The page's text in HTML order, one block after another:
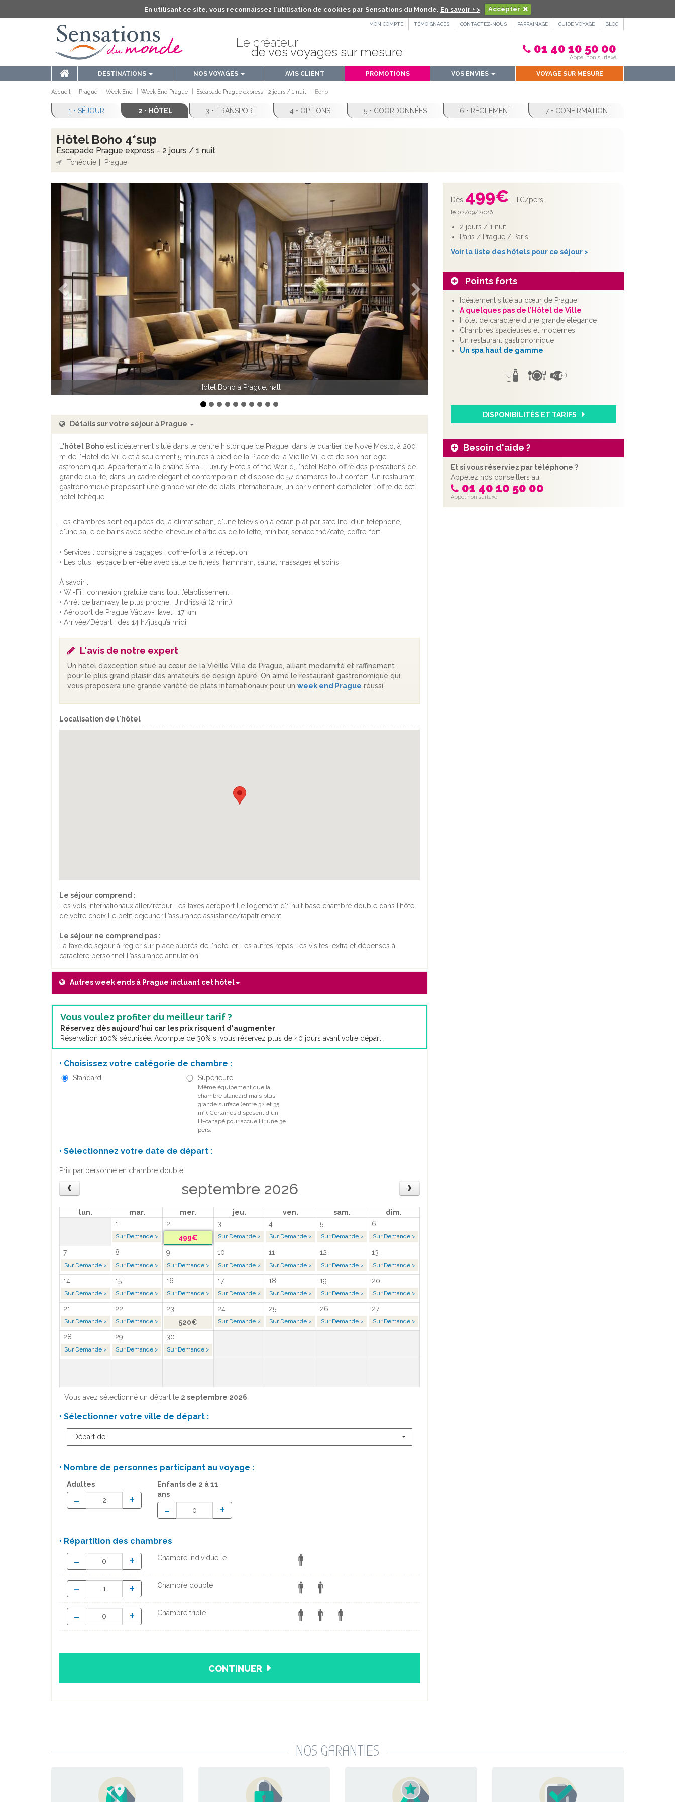
En utilisant ce site, vous reconnaissez l'utilisation de cookies par Sensations du Monde. En savoir + > Accepter
MON COMPTE TÉMOIGNAGES CONTACTEZ-NOUS PARRAINAGE GUIDE VOYAGE BLOG
Le créateur
de vos voyages sur mesure 01 40 10 50 00
Appel non surtaxé
DESTINATIONS NOS VOYAGES AVIS CLIENT PROMOTIONS VOS ENVIES VOYAGE SUR MESURE
Accueil Prague Week End Week End Prague Escapade Prague express - 2 jours / 1 nuit Boho
1 • SÉJOUR 2 • HÔTEL 3 • TRANSPORT 4 • OPTIONS 5 • COORDONNÉES 6 • RÈGLEMENT 7 • CONFIRMATION
Hôtel Boho 4*sup
Escapade Prague express - 2 jours / 1 nuit
Tchéquie Prague
Dès 499€ TTC/pers.
le 02/09/2026
2 jours / 1 nuit
Paris / Prague / Paris
Voir la liste des hôtels pour ce séjour >
Points forts
Idéalement situé au cœur de Prague
A quelques pas de l’Hôtel de Ville
Hôtel de caractère d’une grande élégance
Chambres spacieuses et modernes
Un restaurant gastronomique
Un spa haut de gamme
DISPONIBILITÉS ET TARIFS
Besoin d'aide ?
Et si vous réserviez par téléphone ?
Appelez nos conseillers au
01 40 10 50 00
Appel non surtaxé
Hotel Boho à Prague, facade
Précédent
Détails sur votre séjour à Prague
L' hôtel Boho est idéalement situé dans le centre historique de Prague, dans le quartier de Nové Město, à 200
m de l’Hôtel de Ville et à seulement 5 minutes à pied de la Place de la Vieille Ville et de son horloge
astronomique. Appartenant à la chaîne Small Luxury Hotels of the World, l’hôtel Boho offre des prestations de
grande qualité, dans un cadre élégant et contemporain et dispose de 57 chambres tout confort. Un restaurant
gastronomique proposant une grande variété de plats internationaux, un bar viennent compléter l'offre de cet
hôtel tchèque.
Les chambres sont équipées de la climatisation, d'une télévision à écran plat par satellite, d'un téléphone,
d'une salle de bains avec sèche-cheveux et articles de toilette, minibar, service thé/café, coffre-fort.
• Services : consigne à bagages , coffre-fort à la réception.
• Les plus : espace bien-être avec salle de fitness, hammam, sauna, massages et soins.
À savoir :
• Wi-Fi : connexion gratuite dans tout l’établissement.
• Arrêt de tramway le plus proche : Jindřišská (2 min.)
• Aéroport de Prague Václav-Havel : 17 km
• Arrivée/Départ : dès 14 h/jusqu’à midi
L'avis de notre expert
Un hôtel d’exception situé au cœur de la Vieille Ville de Prague, alliant modernité et raffinement
pour le plus grand plaisir des amateurs de design épuré. On aime le restaurant gastronomique qui
vous proposera une grande variété de plats internationaux pour un week end Prague réussi.
Localisation de l'hôtel
Le séjour comprend :
Les vols internationaux aller/retour Les taxes aéroport Le logement d'1 nuit base chambre double dans l’hôtel
de votre choix Le petit déjeuner L’assurance assistance/rapatriement
Le séjour ne comprend pas :
La taxe de séjour à régler sur place auprès de l’hôtelier Les autres repas Les visites, extra et dépenses à
caractère personnel L’assurance annulation
Autres week ends à Prague incluant cet hôtel
Vous voulez profiter du meilleur tarif ?
Réservez dès aujourd'hui car les prix risquent d'augmenter
Réservation 100% sécurisée. Acompte de 30% si vous réservez plus de 40 jours avant votre départ.
• Choisissez votre catégorie de chambre :
Standard Superieure
Même équipement que la
chambre standard mais plus
grande surface (entre 32 et 35
m²). Certaines disposent d'un
lit-canapé pour accueillir une 3e
pers.
• Sélectionnez votre date de départ :
Prix par personne en chambre double
septembre 2026
lun. mar. mer. jeu. ven. sam.
dim.
1
2 3 4 5 6
Sur Demande > 499€ Sur Demande > Sur Demande > Sur Demande > Sur Demande >
7 8 9 10 11 12 13
Sur Demande > Sur Demande > Sur Demande > Sur Demande > Sur Demande > Sur Demande > Sur Demande >
14 15 16 17 18 19 20
Sur Demande > Sur Demande > Sur Demande > Sur Demande > Sur Demande > Sur Demande > Sur Demande >
21 22 23 24 25 26 27
Sur Demande > Sur Demande > 520€ Sur Demande > Sur Demande > Sur Demande > Sur Demande >
28 29 30
Sur Demande > Sur Demande > Sur Demande >
Vous avez sélectionné un départ le 2 septembre 2026.
• Sélectionner votre ville de départ :
Départ de :
• Nombre de personnes participant au voyage :
Adultes
- +
Enfants de 2 à 11
ans
- +
• Répartition des chambres
- + Chambre individuelle
- + Chambre double
- + Chambre triple
CONTINUER
NOS GARANTIES